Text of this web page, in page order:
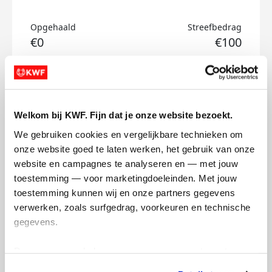
Welkom bij KWF. Fijn dat je onze website bezoekt.
We gebruiken cookies en vergelijkbare technieken om
onze website goed te laten werken, het gebruik van onze
website en campagnes te analyseren en — met jouw
toestemming — voor marketingdoeleinden. Met jouw
toestemming kunnen wij en onze partners gegevens
verwerken, zoals surfgedrag, voorkeuren en technische
gegevens.
Opgehaald
€0
Streefbedrag
€100
Doneer
Skip's badges